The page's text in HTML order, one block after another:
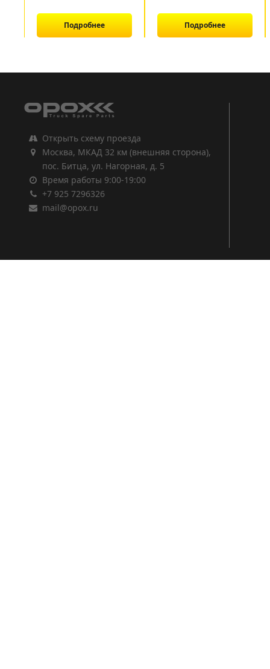
Подробнее Подробнее
Открыть схему проезда
Москва, МКАД 32 км (внешняя сторона),
пос. Битца, ул. Нагорная, д. 5
Время работы 9:00-19:00
+7 925 7296326
mail@opox.ru